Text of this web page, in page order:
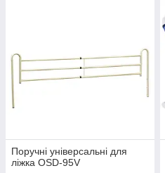
Поручні універсальні для
ліжка OSD-95V